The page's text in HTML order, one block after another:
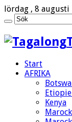
lördag , 8 augusti
Start
AFRIKA
Kenya